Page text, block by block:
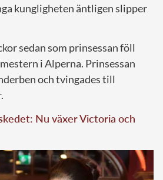
kungligheten äntligen slipper
sedan som prinsessan föll
i Alperna. Prinsessan
och tvingades till
Nu växer Victoria och